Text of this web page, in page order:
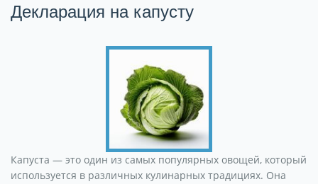
Декларация на капусту
Капуста — это один из самых популярных овощей, который
используется в различных кулинарных традициях. Она